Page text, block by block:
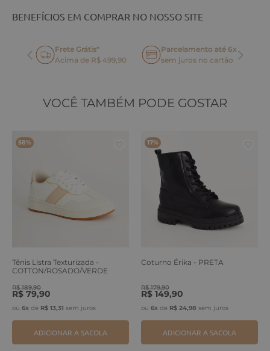
BENEFÍCIOS EM COMPRAR NO NOSSO SITE
Frete Grátis*
Acima de R$ 499,90
Parcelamento até 6x
sem juros no cartão
VOCÊ TAMBÉM PODE GOSTAR
58%
Tênis Listra Texturizada -
COTTON/ROSADO/VERDE
R$ 189,90
R$ 79,90
ou 6x de R$ 13,31 sem juros
ADICIONAR A SACOLA
17%
Coturno Érika - PRETA
R$ 179,90
R$ 149,90
ou 6x de R$ 24,98 sem juros
ADICIONAR A SACOLA